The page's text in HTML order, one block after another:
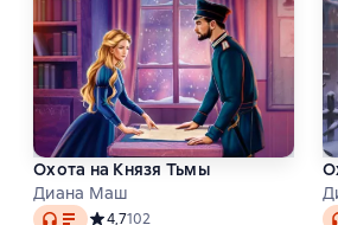
Охота на Князя Тьмы
Диана Маш
Audio Средний рейтинг 4,7 на основе
4,7102